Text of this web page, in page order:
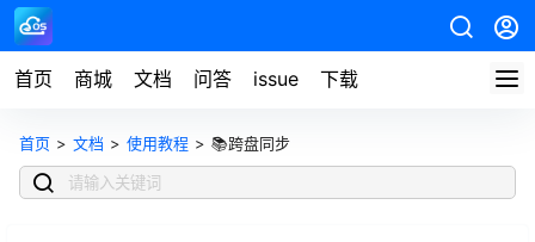
首页 商城 文档 问答 issue 下载
首页 > 文档 > 使用教程 > 📚跨盘同步